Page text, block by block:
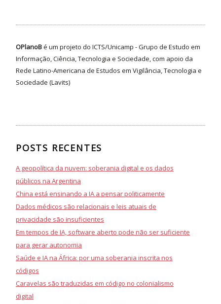
OPlanoBé um projeto do ICTS/Unicamp - Grupo de Estudo em
Informação, Ciência, Tecnologia e Sociedade, com apoio da
Rede Latino-Americana de Estudos em Vigilância, Tecnologia e
Sociedade (Lavits)
POSTS RECENTES
A geopolítica da nuvem: soberania digital e os dados
públicos na Argentina
China está ensinando a IA a pensar politicamente
Dados médicos são relacionais e leis atuais de
privacidade são insuficientes
Em tempos de IA, software aberto pode não ser suficiente
para gerar autonomia
Saúde e IA na África: por uma soberania inscrita nos
códigos
Caravelas são traduzidas em código no colonialismo
digital